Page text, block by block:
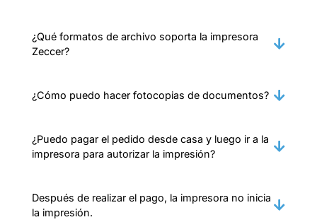
¿Qué formatos de archivo soporta la impresora
Zeccer?
¿Cómo puedo hacer fotocopias de documentos?
¿Puedo pagar el pedido desde casa y luego ir a la
impresora para autorizar la impresión?
Después de realizar el pago, la impresora no inicia
la impresión.